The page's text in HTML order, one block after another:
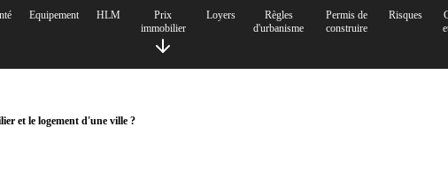
Equipement HLM
Prix
immobilier
Loyers
Règles
d'urbanisme
Permis de
construire
Risques
et le logement d'une ville ?